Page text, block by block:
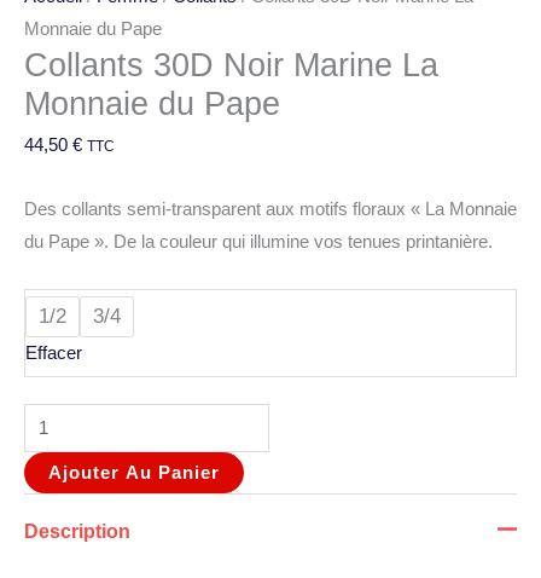
Monnaie du Pape
Collants 30D Noir Marine La
Monnaie du Pape
44,50 € TTC
Des collants semi-transparent aux motifs floraux « La Monnaie
du Pape ». De la couleur qui illumine vos tenues printanière.
1/2 3/4
Effacer
Ajouter Au Panier
Description